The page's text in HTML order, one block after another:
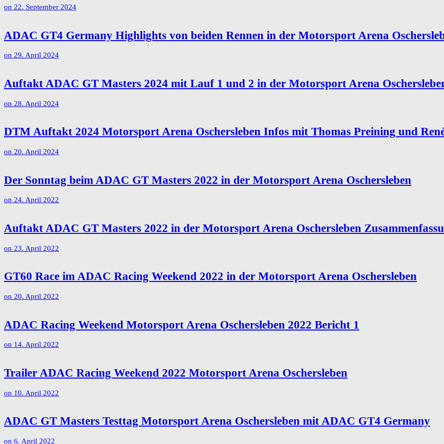
on 22. September 2024
ADAC GT4 Germany Highlights von beiden Rennen in der Motorsport Arena
on 29. April 2024
Auftakt ADAC GT Masters 2024 mit Lauf 1 und 2 in der Motorsport Arena
on 28. April 2024
DTM Auftakt 2024 Motorsport Arena Oschersleben Infos mit Thomas Preining und
on 20. April 2024
Der Sonntag beim ADAC GT Masters 2022 in der Motorsport Arena Oschersleben
on 24. April 2022
Auftakt ADAC GT Masters 2022 in der Motorsport Arena Oschersleben
on 23. April 2022
GT60 Race im ADAC Racing Weekend 2022 in der Motorsport Arena Oschersleben
on 20. April 2022
ADAC Racing Weekend Motorsport Arena Oschersleben 2022 Bericht 1
on 14. April 2022
Trailer ADAC Racing Weekend 2022 Motorsport Arena Oschersleben
on 10. April 2022
ADAC GT Masters Testtag Motorsport Arena Oschersleben mit ADAC GT4 Germany
on 6. April 2022